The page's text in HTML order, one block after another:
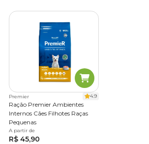
Premier 4.9
Ração Premier Ambientes
Internos Cães Filhotes Raças
Pequenas
1 kg 2,5 kg
A partir de
R$ 45,90